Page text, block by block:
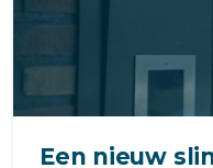
Een nieuw